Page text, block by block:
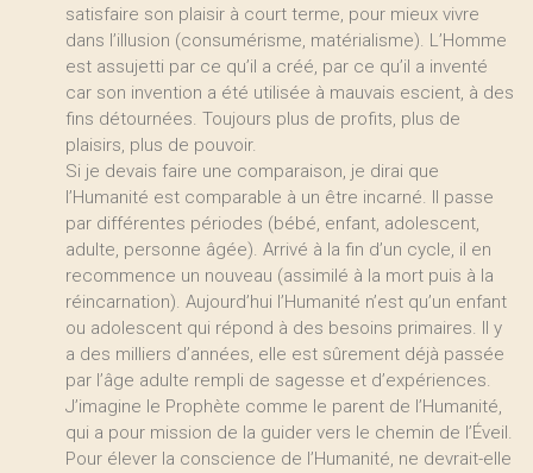
satisfaire son plaisir à court terme, pour mieux vivre
dans l’illusion (consumérisme, matérialisme). L’Homme
est assujetti par ce qu’il a créé, par ce qu’il a inventé
car son invention a été utilisée à mauvais escient, à des
fins détournées. Toujours plus de profits, plus de
plaisirs, plus de pouvoir.
Si je devais faire une comparaison, je dirai que
l’Humanité est comparable à un être incarné. Il passe
par différentes périodes (bébé, enfant, adolescent,
adulte, personne âgée). Arrivé à la fin d’un cycle, il en
recommence un nouveau (assimilé à la mort puis à la
réincarnation). Aujourd’hui l’Humanité n’est qu’un enfant
ou adolescent qui répond à des besoins primaires. Il y
a des milliers d’années, elle est sûrement déjà passée
par l’âge adulte rempli de sagesse et d’expériences.
J’imagine le Prophète comme le parent de l’Humanité,
qui a pour mission de la guider vers le chemin de l’Éveil.
Pour élever la conscience de l’Humanité, ne devrait-elle